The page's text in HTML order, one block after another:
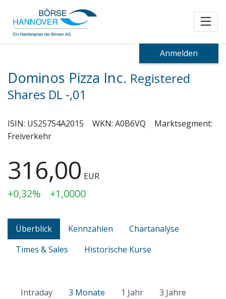
Anmelden
Dominos Pizza Inc. Registered
Shares DL -,01
ISIN: US25754A2015 WKN: A0B6VQ
Marktsegment:
Freiverkehr
316,00 EUR
+0,32% +1,0000
Überblick Kennzahlen
Chartanalyse
Times & Sales
Historische Kurse
Intraday 3 Monate 1 Jahr
3 Jahre